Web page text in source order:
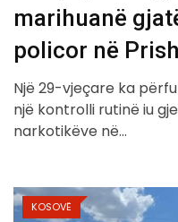
marihuanë
policor në
Një 29-vjeçare ka
një kontrolli rutinë iu
narkotikëve në…
KOSOVË